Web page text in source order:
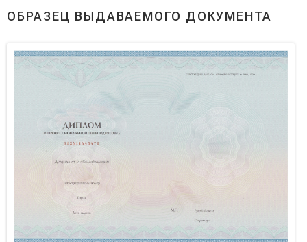
ОБРАЗЕЦ ВЫДАВАЕМОГО ДОКУМЕНТА